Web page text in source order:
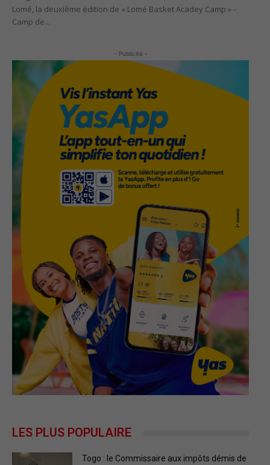
Lomé, la deuxième édition de « Lomé Basket Acadey Camp » -
Camp de...
- Publicité -
LES PLUS POPULAIRE
Togo : le Commissaire aux impôts démis de